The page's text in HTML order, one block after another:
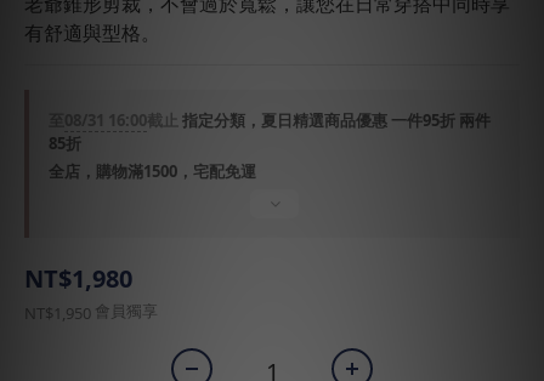
有舒適與型格。
08/31 16:00截止
指定分類，夏日精選商品優惠 一件95折 兩件
85折
全店，購物滿1500，宅配免運
NT$1,980
NT$1,950 會員獨享